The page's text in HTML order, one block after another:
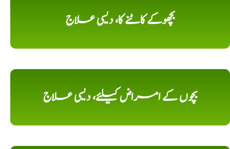
بچھوکے کاٹنے کا، دیسی علاج
بچوں کے امراض کیلئے، دیسی علاج